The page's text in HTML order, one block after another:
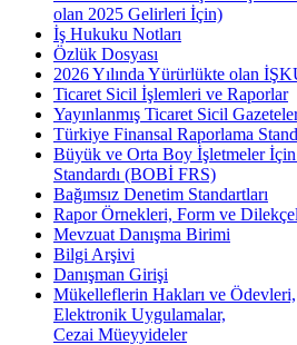
olan 2025 Gelirleri İçin)
İş Hukuku Notları
Özlük Dosyası
2026 Yılında Yürürlükte olan
Ticaret Sicil İşlemleri ve Raporlar
Yayınlanmış Ticaret Sicil
Türkiye Finansal Raporlama
Büyük ve Orta Boy İşletmeler
Standardı (BOBİ FRS)
Bağımsız Denetim Standartları
Rapor Örnekleri, Form ve
Mevzuat Danışma Birimi
Bilgi Arşivi
Danışman Girişi
Mükelleflerin Hakları ve Ödevleri,
Elektronik Uygulamalar,
Cezai Müeyyideler